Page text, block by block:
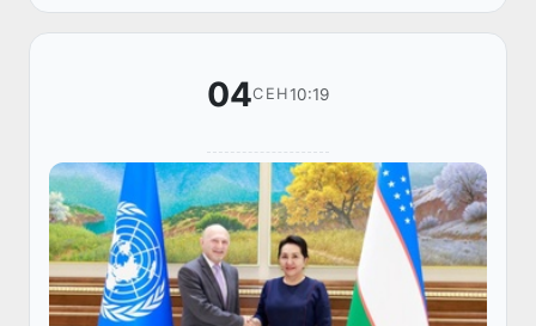
04СЕН10:19